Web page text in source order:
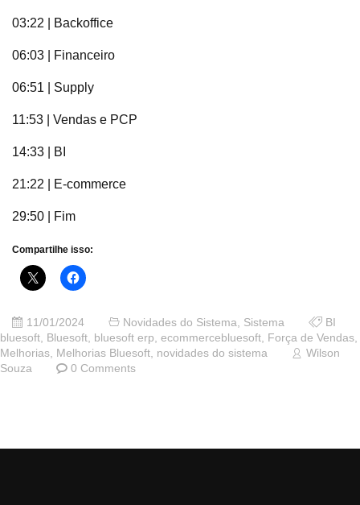
03:22 | Backoffice
06:03 | Financeiro
06:51 | Supply
11:53 | Vendas e PCP
14:33 | BI
21:22 | E-commerce
29:50 | Fim
Compartilhe isso:
11/01/2024 Novidades do Sistema, Sistema
BI
bluesoft, Bluesoft, bluesoft erp, ecommercebluesoft, Força de Vendas,
Melhorias, Melhorias Bluesoft, novidades do sistema
Wilson
Souza
0 Comments